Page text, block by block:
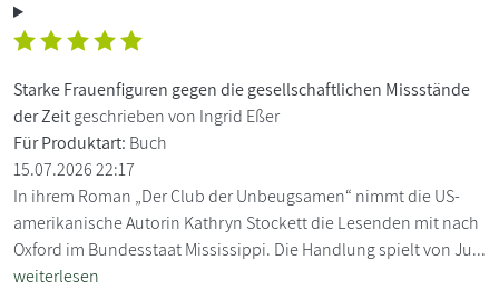
Starke Frauenfiguren gegen die gesellschaftlichen Missstände
der Zeitgeschrieben von Ingrid Eßer
Für Produktart: Buch
15.07.2026 22:17
In ihrem Roman „Der Club der Unbeugsamen“ nimmt die US-
amerikanische Autorin Kathryn Stockett die Lesenden mit nach
Oxford im Bundesstaat Mississippi. Die Handlung spielt von Ju...
weiterlesen